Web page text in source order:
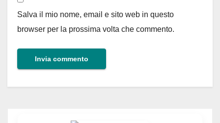
Salva il mio nome, email e sito web in questo
browser per la prossima volta che commento.